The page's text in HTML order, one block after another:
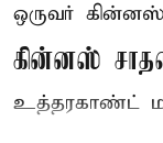
ஒருவர்
கின்னஸ்
உத்தரகாண்ட்